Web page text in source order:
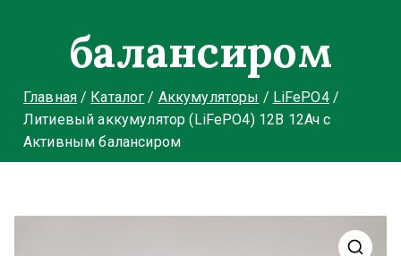
балансиром
Главная Каталог Аккумуляторы
LiFePO4
Литиевый аккумулятор (LiFePO4) 12В 12Ач с
Активным балансиром